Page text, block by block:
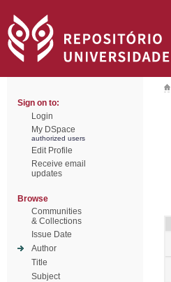
Sign on to:
Login
My DSpace
authorized users
Edit Profile
Receive email
updates
Browse
Communities
& Collections
Issue Date
Author
Title
Subject